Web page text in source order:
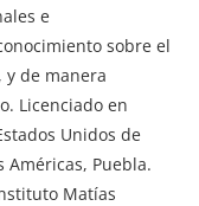
e
sobre el
y de manera
Licenciado en
Unidos de
Puebla.
Matías